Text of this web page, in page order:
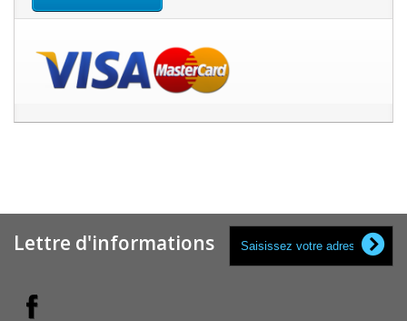
Lettre d'informations